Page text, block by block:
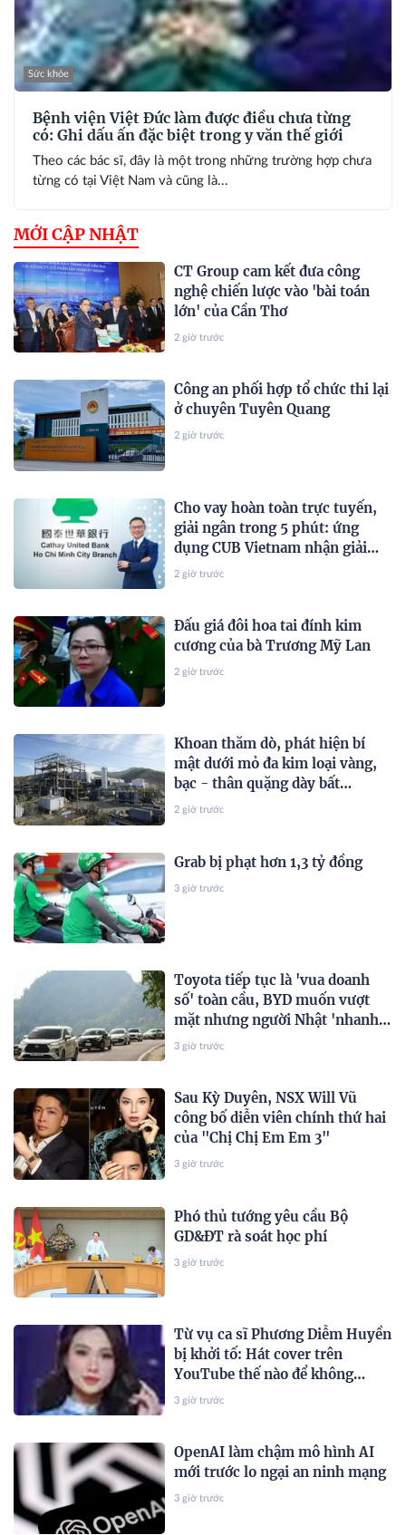
Sức khỏe
Bệnh viện Việt Đức làm được điều chưa từng
có: Ghi dấu ấn đặc biệt trong y văn thế giới
Theo các bác sĩ, đây là một trong những trường hợp chưa
từng có tại Việt Nam và cũng là...
MỚI CẬP NHẬT
CT Group cam kết đưa công
nghệ chiến lược vào 'bài toán
lớn' của Cần Thơ
2 giờ trước
Công an phối hợp tổ chức thi lại
ở chuyên Tuyên Quang
2 giờ trước
Cho vay hoàn toàn trực tuyến,
giải ngân trong 5 phút: ứng
dụng CUB Vietnam nhận giải
thưởng quốc tế
2 giờ trước
Đấu giá đôi hoa tai đính kim
cương của bà Trương Mỹ Lan
2 giờ trước
Khoan thăm dò, phát hiện bí
mật dưới mỏ đa kim loại vàng,
bạc - thân quặng dày bất
thường hé lộ dư địa khai thác
2 giờ trước
Grab bị phạt hơn 1,3 tỷ đồng
3 giờ trước
Toyota tiếp tục là 'vua doanh
số' toàn cầu, BYD muốn vượt
mặt nhưng người Nhật 'nhanh
hơn' ở một điểm
3 giờ trước
Sau Kỳ Duyên, NSX Will Vũ
công bố diễn viên chính thứ hai
của "Chị Chị Em Em 3"
3 giờ trước
Phó thủ tướng yêu cầu Bộ
GD&ĐT rà soát học phí
3 giờ trước
Từ vụ ca sĩ Phương Diễm Huyền
bị khởi tố: Hát cover trên
YouTube thế nào để không
vướng bản quyền?
3 giờ trước
OpenAI làm chậm mô hình AI
mới trước lo ngại an ninh mạng
3 giờ trước